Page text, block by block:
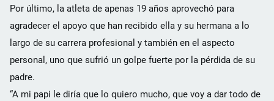
Por último, la atleta de apenas 19 años aprovechó para
agradecer el apoyo que han recibido ella y su hermana a lo
largo de su carrera profesional y también en el aspecto
personal, uno que sufrió un golpe fuerte por la pérdida de su
padre.
“A mi papi le diría que lo quiero mucho, que voy a dar todo de